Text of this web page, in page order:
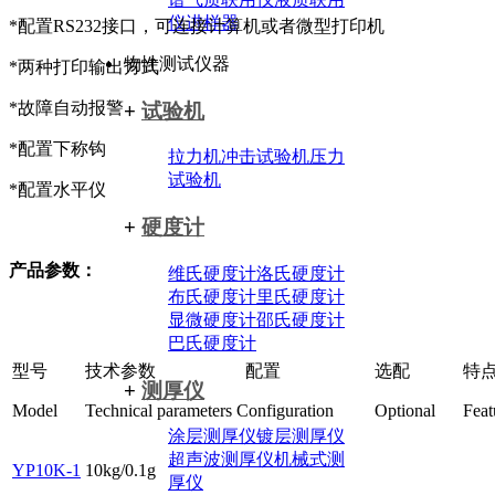
仪进样器
物性测试仪器
+ 试验机
拉力机冲击试验机压力
试验机
+ 硬度计
维氏硬度计洛氏硬度计
布氏硬度计里氏硬度计
显微硬度计邵氏硬度计
巴氏硬度计
+ 测厚仪
涂层测厚仪镀层测厚仪
超声波测厚仪机械式测
厚仪
*配置RS232接口，可连接计算机或者微型打印机
*两种打印输出方式
*故障自动报警
*配置下称钩
*配置水平仪
产品参数：
型号
Model
技术参数
Technical parameters
配置
Configuration
选配
Optional
特
YP10K-1 10kg/0.1g